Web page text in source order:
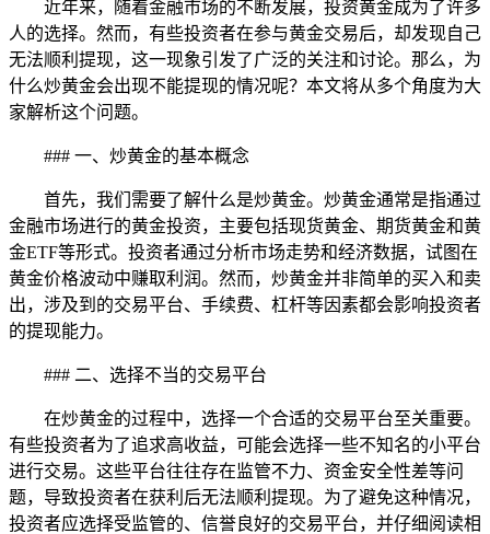
近年来，随着金融市场的不断发展，投资黄金成为了许多
人的选择。然而，有些投资者在参与黄金交易后，却发现自己
无法顺利提现，这一现象引发了广泛的关注和讨论。那么，为
什么炒黄金会出现不能提现的情况呢？本文将从多个角度为大
家解析这个问题。
### 一、炒黄金的基本概念
首先，我们需要了解什么是炒黄金。炒黄金通常是指通过
金融市场进行的黄金投资，主要包括现货黄金、期货黄金和黄
金ETF等形式。投资者通过分析市场走势和经济数据，试图在
黄金价格波动中赚取利润。然而，炒黄金并非简单的买入和卖
出，涉及到的交易平台、手续费、杠杆等因素都会影响投资者
的提现能力。
### 二、选择不当的交易平台
在炒黄金的过程中，选择一个合适的交易平台至关重要。
有些投资者为了追求高收益，可能会选择一些不知名的小平台
进行交易。这些平台往往存在监管不力、资金安全性差等问
题，导致投资者在获利后无法顺利提现。为了避免这种情况，
投资者应选择受监管的、信誉良好的交易平台，并仔细阅读相